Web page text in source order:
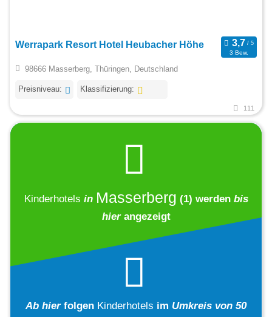
Werrapark Resort Hotel Heubacher Höhe
3 Bew.
98666 Masserberg, Thüringen, Deutschland
Preisniveau: Klassifizierung:
111
Kinderhotels in Masserberg (1) werden bis
hierangezeigt
Ab hier folgen Kinderhotels im Umkreis von 50